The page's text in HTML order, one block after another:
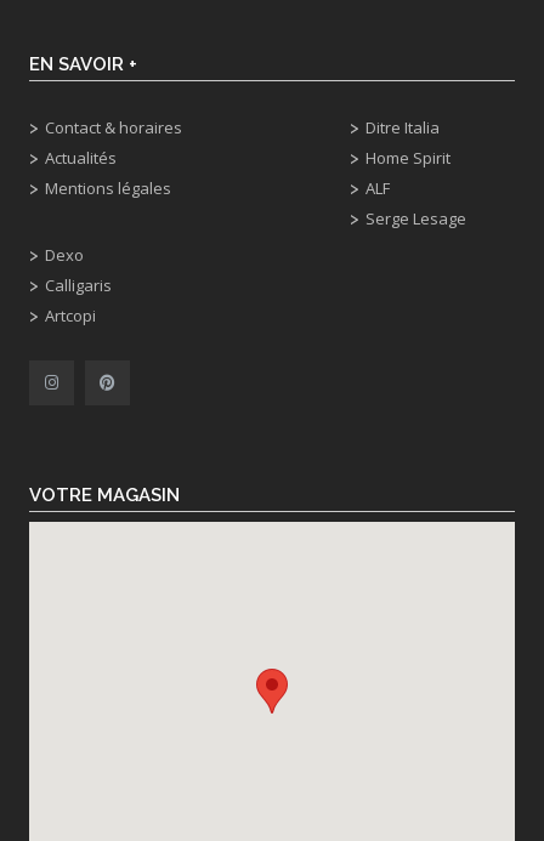
EN SAVOIR +
Contact & horaires
Actualités
Mentions légales
Dexo
Calligaris
Artcopi
Ditre Italia
Home Spirit
ALF
Serge Lesage
VOTRE MAGASIN